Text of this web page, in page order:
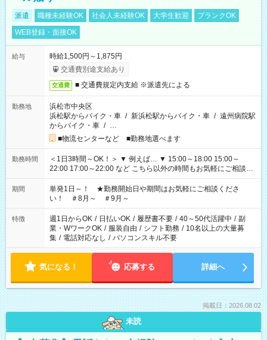
派遣 職種未経験OK 社会人未経験OK 大学生歓迎
ブランクOK
WEB登録・面接OK
給与
時給1,500円～1,875円
交通費別途支給あり
交通費 ■ 交通費規定内支給 ※派遣先による
勤務地
浜松市中央区
浜松駅からバイク・車 / 新浜松駅からバイク・車 / 遠州病院駅
からバイク・車 / …
■物流センターなど ■勤務地選べます
勤務時間
＜1日3時間～OK！＞ ▼ 例えば… ▼ 15:00～18:00 15:00～
22:00 17:00～22:00 など こちら以外の時間もお気軽にご相談く
ださい！
期間
単発1日～！ ★勤務開始日や期間はお気軽にご相談くださ
い！ ＃8月～ ＃9月～
特徴 週1日からOK / 日払いOK / 履歴書不要 / 40～50代活躍中 / 副
業・WワークOK / 服装自由 / シフト勤務 / 10名以上の大量募
集 / 電話対応なし / パソコンスキル不要
気になる！ 応募する 詳細へ
掲載日：2026.08.02
未読